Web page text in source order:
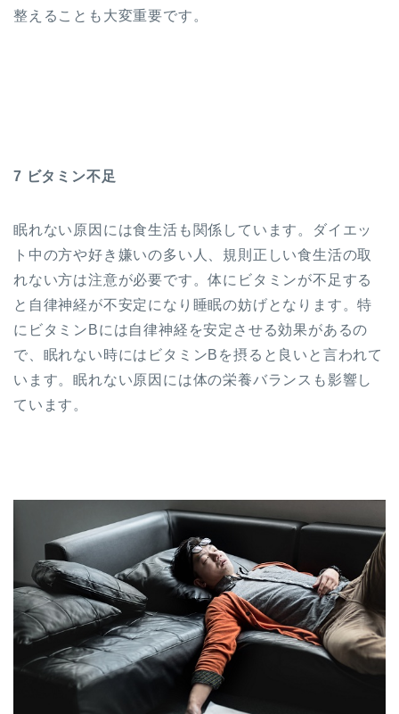
整えることも大変重要です。
7 ビタミン不足
眠れない原因には食生活も関係しています。ダイエッ
ト中の方や好き嫌いの多い人、規則正しい食生活の取
れない方は注意が必要です。体にビタミンが不足する
と自律神経が不安定になり睡眠の妨げとなります。特
にビタミンBには自律神経を安定させる効果があるの
で、眠れない時にはビタミンBを摂ると良いと言われて
います。眠れない原因には体の栄養バランスも影響し
ています。